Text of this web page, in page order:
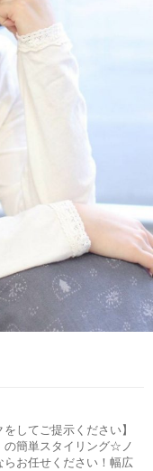
してご提示ください】
の簡単スタイリング☆ノ
お任せください！幅広